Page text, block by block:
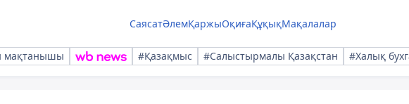
СаясатӘлемҚаржыОқиғаҚұқықМақалалар
мақтанышы #Қазақмыс #Салыстырмалы Қазақстан #Халық